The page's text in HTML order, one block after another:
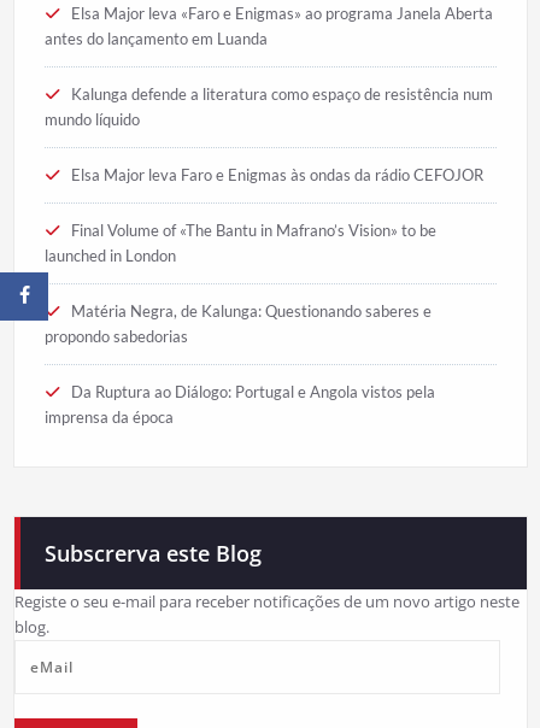
Elsa Major leva «Faro e Enigmas» ao programa Janela Aberta
antes do lançamento em Luanda
Kalunga defende a literatura como espaço de resistência num
mundo líquido
Elsa Major leva Faro e Enigmas às ondas da rádio CEFOJOR
Final Volume of «The Bantu in Mafrano’s Vision» to be
launched in London
Matéria Negra, de Kalunga: Questionando saberes e
propondo sabedorias
Da Ruptura ao Diálogo: Portugal e Angola vistos pela
imprensa da época
Subscrerva este Blog
Registe o seu e-mail para receber notificações de um novo artigo neste
blog.